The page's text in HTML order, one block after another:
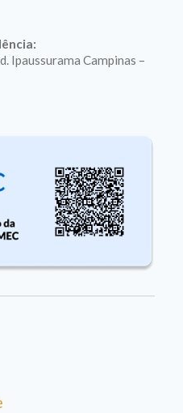
Ipaussurama Campinas –